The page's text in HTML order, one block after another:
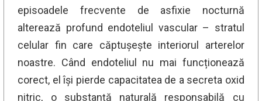
episoadele frecvente de asfixie nocturnă
alterează profund endoteliul vascular – stratul
celular fin care căptușește interiorul arterelor
noastre. Când endoteliul nu mai funcționează
corect, el își pierde capacitatea de a secreta oxid
nitric, o substanță naturală responsabilă cu